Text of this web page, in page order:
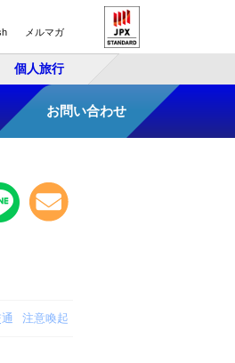
メルマガ
個人旅行
お問い合わせ
注意喚起